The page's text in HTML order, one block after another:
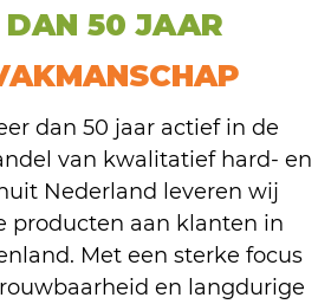
DAN 50 JAAR
dan 50 jaar actief in de
van kwalitatief hard- en
Nederland leveren wij
producten aan klanten in
Met een sterke focus
en langdurige